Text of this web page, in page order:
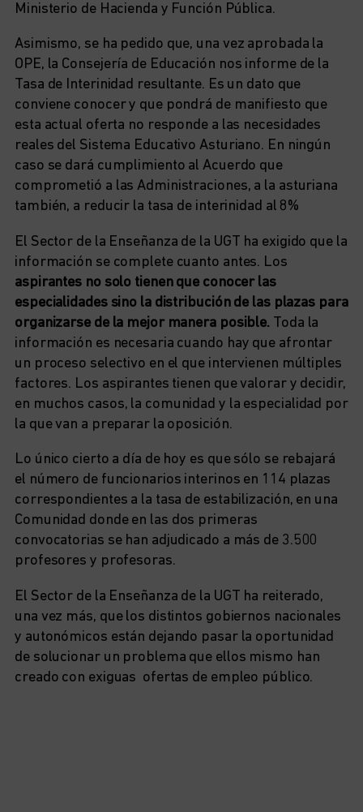
Ministerio de Hacienda y Función Pública.
Asimismo, se ha pedido que, una vez aprobada la
OPE, la Consejería de Educación nos informe de la
Tasa de Interinidad resultante. Es un dato que
conviene conocer y que pondrá de manifiesto que
esta actual oferta no responde a las necesidades
reales del Sistema Educativo Asturiano. En ningún
caso se dará cumplimiento al Acuerdo que
comprometió a las Administraciones, a la asturiana
también, a reducir la tasa de interinidad al 8%
El Sector de la Enseñanza de la UGT ha exigido que la
información se complete cuanto antes. Los
aspirantes no solo tienen que conocer las
especialidades sino la distribución de las plazas para
organizarse de la mejor manera posible. Toda la
información es necesaria cuando hay que afrontar
un proceso selectivo en el que intervienen múltiples
factores. Los aspirantes tienen que valorar y decidir,
en muchos casos, la comunidad y la especialidad por
la que van a preparar la oposición.
Lo único cierto a día de hoy es que sólo se rebajará
el número de funcionarios interinos en 114 plazas
correspondientes a la tasa de estabilización, en una
Comunidad donde en las dos primeras
convocatorias se han adjudicado a más de 3.500
profesores y profesoras.
El Sector de la Enseñanza de la UGT ha reiterado,
una vez más, que los distintos gobiernos nacionales
y autonómicos están dejando pasar la oportunidad
de solucionar un problema que ellos mismo han
creado con exiguas ofertas de empleo público.